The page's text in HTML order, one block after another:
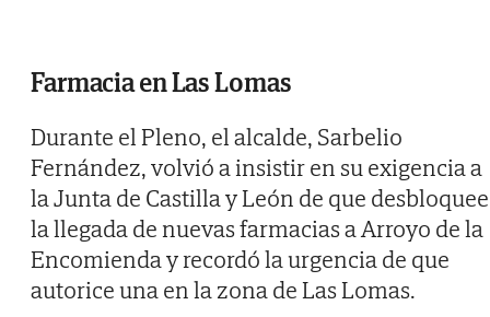
Farmacia en Las Lomas
Durante el Pleno, el alcalde, Sarbelio
Fernández, volvió a insistir en su exigencia a
la Junta de Castilla y León de que desbloquee
la llegada de nuevas farmacias a Arroyo de la
Encomienda y recordó la urgencia de que
autorice una en la zona de Las Lomas.